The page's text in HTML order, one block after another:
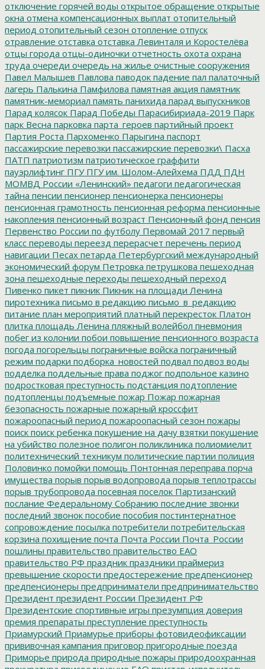
отключение горячей воды открытое обращение открытые
окна отмена компенсационных выплат отопительный
период отопительный сезон отопление отпуск
отравление отставка отставка Левинталя и Коростелёва
отцы города отцы-одиночки отчетность охота охрана
труда очереди очередь на жилье очистные сооружения
Павел Малышев Павлова паводок падение пал палаточный
лагерь Палькина Памфилова памятная акция памятник
памятник-мемориал память панихида парад выпускников
Парад колясок Парад Победы Парасибириада-2019 Парк
парк Весна парковка парта_героев партийный проект
Партия Роста Пархоменко Парыгина паспорт
пассажирские перевозки пассажирские перевозки\ Пасха
ПАТП патриотизм патриотическое граффити
пауэрлифтинг ПГУПГУ им. Шолом-Алейхема ПДД ПДН
МОМВД России «Ленинский» педагоги педагогическая
тайна пенсии пенсионер пенсионерка пенсионеры
пенсионная грамотность пенсионная реформа пенсионные
накопления пенсионный возраст Пенсионный фонд пенсия
Первенство России по футболу Первомай 2017 первый
класс переводы переезд перерасчет перечень период
навигации Песах петарда Петербургский международный
экономический форум Петровка петрушкова пешеходная
зона пешеходные переходы пешеходный переход
Пивенко пикет пикник Пикник на площади Ленина
пиротехника письмо в редакцию письмо_в_редакцию
питание план мероприятий платный перекресток Платон
плитка площадь Ленина пляжный волейбол пневмония
побег из колонии побои повышение пенсионного возраста
погода погорельцы пограничные войска пограничный
режим подарки подборка_новостей подвал подвоз воды
подделка поддельные права поджог подпольное казино
подростковая преступность подстанция подтопление
подтопленцы подъемные пожар Пожар пожарная
безопасность пожарные пожарный кроссфит
пожароопасный период пожароопасный сезон пожары
поиск поиск ребенка покушение на дачу взятки покушение
на убийство полезное полигон поликлиника полиомиелит
политехнический техникум политические партии полиция
Половинко помойки помощь Понтонная переправа порча
имущества порыв порыв водопровода порыв теплотрассы
порыв трубопровода посевная поселок Партизанский
послание Федеральному Собранию последние звонки
последний звонок пособие пособия постинтернатное
сопровождение посылка потребители потребительская
корзина похищение почта Почта России Почта_России
пошлины правительство правительство ЕАО
правительство РФ праздник праздники праймериз
превышение скорости предостережение предпенсионер
предпенсионеры предприниматели предпринимательство
Президент президент России Президент РФ
Президентские спортивные игры презумпция доверия
премия препараты преступление преступность
Приамурский Приамурье приборы фотовидеофиксации
прививочная кампания приговор пригородные поезда
Приморье природа природные пожары природоохранная